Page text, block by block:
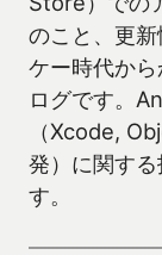
のこと、更
ケー時代か
ログです。
（Xcode,
発）に関す
す。